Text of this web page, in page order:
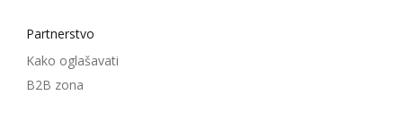
Partnerstvo
Kako oglašavati
B2B zona